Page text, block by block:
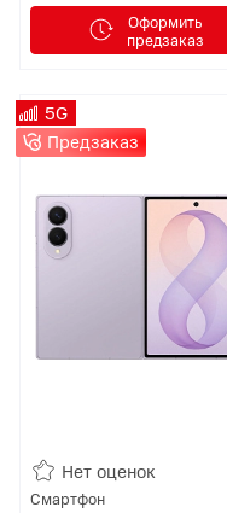
Оформить
предзаказ
Нет оценок
Смартфон
5G
Предзаказ